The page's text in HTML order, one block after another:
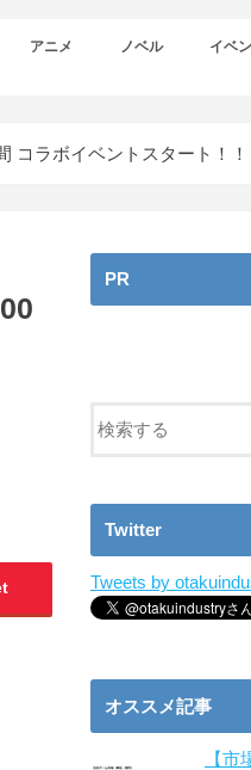
アニメ ノベル イベ
コラボイベントスタート！！
PR
Twitter
Tweets by
オススメ記事
【